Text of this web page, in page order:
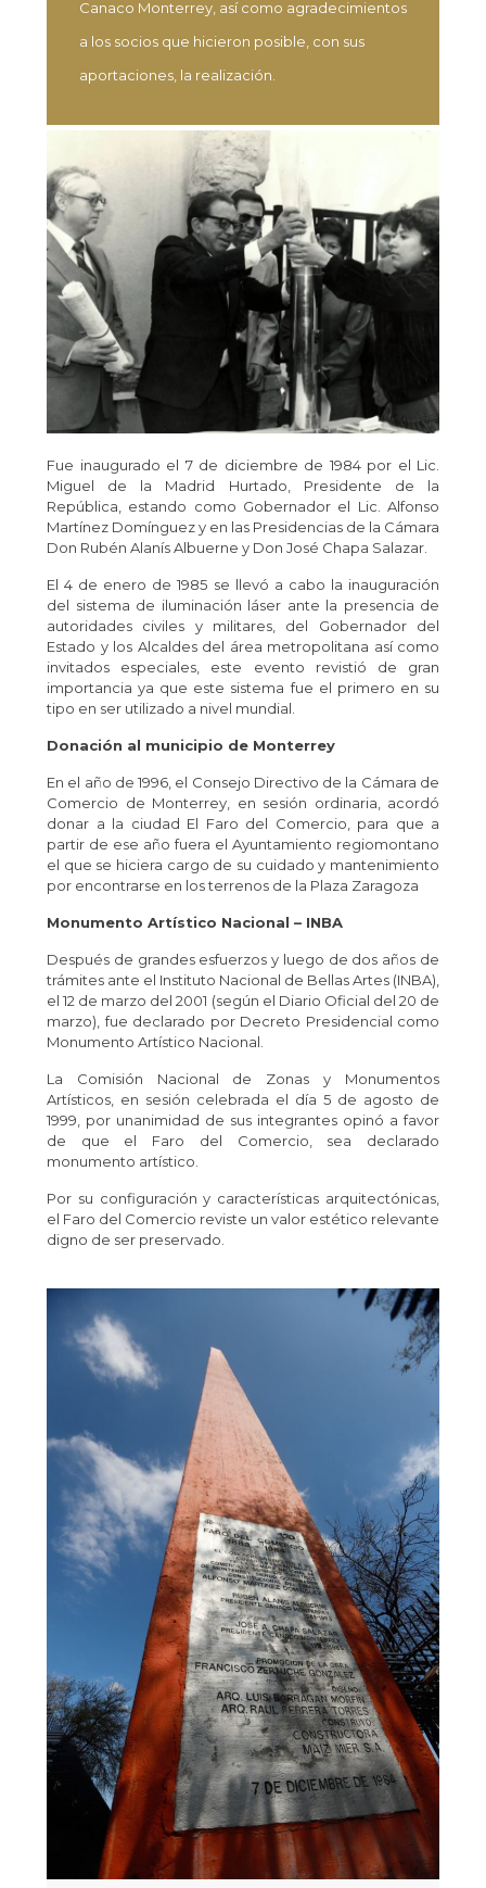
Canaco Monterrey, así como agradecimientos
a los socios que hicieron posible, con sus
aportaciones, la realización.
Fue inaugurado el 7 de diciembre de 1984 por el Lic.
Miguel de la Madrid Hurtado, Presidente de la
República, estando como Gobernador el Lic. Alfonso
Martínez Domínguez y en las Presidencias de la Cámara
Don Rubén Alanís Albuerne y Don José Chapa Salazar.
El 4 de enero de 1985 se llevó a cabo la inauguración
del sistema de iluminación láser ante la presencia de
autoridades civiles y militares, del Gobernador del
Estado y los Alcaldes del área metropolitana así como
invitados especiales, este evento revistió de gran
importancia ya que este sistema fue el primero en su
tipo en ser utilizado a nivel mundial.
Donación al municipio de Monterrey
En el año de 1996, el Consejo Directivo de la Cámara de
Comercio de Monterrey, en sesión ordinaria, acordó
donar a la ciudad El Faro del Comercio, para que a
partir de ese año fuera el Ayuntamiento regiomontano
el que se hiciera cargo de su cuidado y mantenimiento
por encontrarse en los terrenos de la Plaza Zaragoza
Monumento Artístico Nacional – INBA
Después de grandes esfuerzos y luego de dos años de
trámites ante el Instituto Nacional de Bellas Artes (INBA),
el 12 de marzo del 2001 (según el Diario Oficial del 20 de
marzo), fue declarado por Decreto Presidencial como
Monumento Artístico Nacional.
La Comisión Nacional de Zonas y Monumentos
Artísticos, en sesión celebrada el día 5 de agosto de
1999, por unanimidad de sus integrantes opinó a favor
de que el Faro del Comercio, sea declarado
monumento artístico.
Por su configuración y características arquitectónicas,
el Faro del Comercio reviste un valor estético relevante
digno de ser preservado.